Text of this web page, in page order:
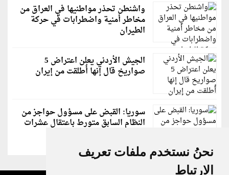
نحنُ نستخدم ملفات تعريف
الارتباط
واشنطن تحذر مواطنيها في العراق من
مخاطر أمنية واضطرابات في حركة
الطيران
الجيش الأردني يعلن اعتراض 5
صواريخ قال إنها أُطلقت من إيران
سوريا: القبض على مسؤول حواجز من
النظام السابق متورط باعتقال عشرات